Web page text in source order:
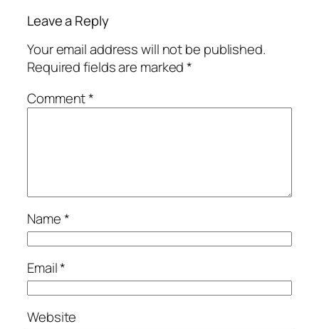
Leave a Reply
Your email address will not be published.
Required fields are marked*
Comment*
Name*
Email*
Website